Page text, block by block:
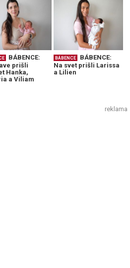
BÁBENCE:
prišli
Hanka,
a Viliam
BÁBENCE
BÁBENCE:
Na svet prišli Larissa
a Lilien
reklama